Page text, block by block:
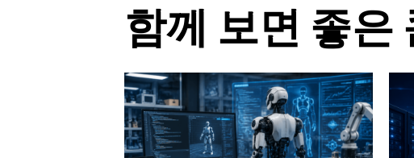
함께 보면 좋은